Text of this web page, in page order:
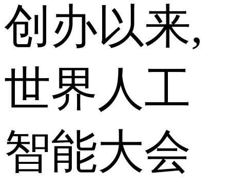
创办以来,
世界人工
智能大会